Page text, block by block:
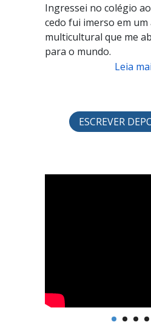
Ingressei no colégio
cedo fui imerso em
multicultural que me
para o mundo.
Leia
ESCREVER